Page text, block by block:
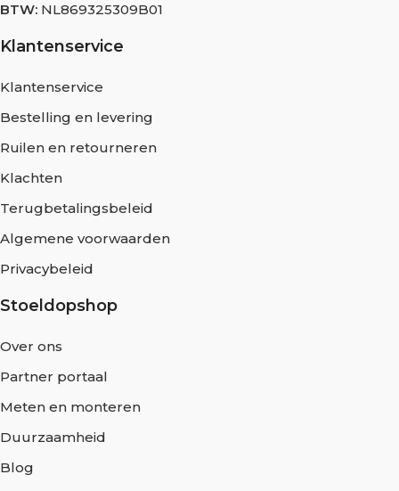
BTW: NL869325309B01
Klantenservice
Klantenservice
Bestelling en levering
Ruilen en retourneren
Klachten
Terugbetalingsbeleid
Algemene voorwaarden
Privacybeleid
Stoeldopshop
Over ons
Partner portaal
Meten en monteren
Duurzaamheid
Blog